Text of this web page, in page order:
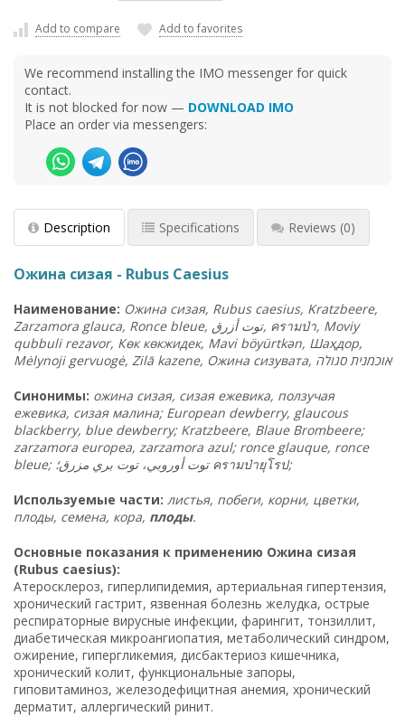
Add to compare Add to favorites
We recommend installing the IMO messenger for quick
contact.
It is not blocked for now — DOWNLOAD IMO
Place an order via messengers:
Description Specifications Reviews (0)
Ожина сизая - Rubus Caesius
Наименование: Ожина сизая, Rubus caesius, Kratzbeere,
Zarzamora glauca, Ronce bleue,
توت أزرق , ครามป่า, Moviy
qubbuli rezavor, Көк көкжидек, Mavi böyürtkən, Шаҳдор,
Mėlynoji gervuogė, Zilā kazene, Ожина сизувата,
אוכמנית סגולה
Синонимы: ожина сизая, сизая ежевика, ползучая
ежевика, сизая малина; European dewberry, glaucous
blackberry, blue dewberry; Kratzbeere, Blaue Brombeere;
zarzamora europea, zarzamora azul; ronce glauque, ronce
bleue; توت أوروبي، توت بري مزرق؛ครามป่ายุโรป;
Используемые части: листья, побеги, корни, цветки,
плоды, семена, кора, плоды.
Основные показания к применению Ожина сизая
(Rubus caesius):
Атеросклероз, гиперлипидемия, артериальная гипертензия,
хронический гастрит, язвенная болезнь желудка, острые
респираторные вирусные инфекции, фарингит, тонзиллит,
диабетическая микроангиопатия, метаболический синдром,
ожирение, гипергликемия, дисбактериоз кишечника,
хронический колит, функциональные запоры,
гиповитаминоз, железодефицитная анемия, хронический
дерматит, аллергический ринит.